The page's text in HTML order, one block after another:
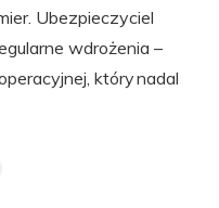
Ubezpieczyciel
wdrożenia –
który nadal